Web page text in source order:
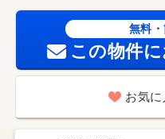
無料・
この物件
お気